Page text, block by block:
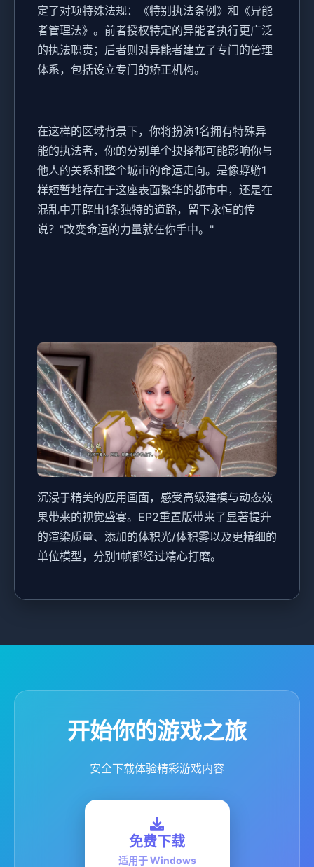
定了对项特殊法规：《特别执法条例》和《异能
者管理法》。前者授权特定的异能者执行更广泛
的执法职责；后者则对异能者建立了专门的管理
体系，包括设立专门的矫正机构。
在这样的区域背景下，你将扮演1名拥有特殊异
能的执法者，你的分别单个抉择都可能影响你与
他人的关系和整个城市的命运走向。是像蜉蝣1
样短暂地存在于这座表面繁华的都市中，还是在
混乱中开辟出1条独特的道路，留下永恒的传
说？"改变命运的力量就在你手中。"
沉浸于精美的应用画面，感受高级建模与动态效
果带来的视觉盛宴。EP2重置版带来了显著提升
的渲染质量、添加的体积光/体积雾以及更精细的
单位模型，分别1帧都经过精心打磨。
开始你的游戏之旅
安全下载体验精彩游戏内容
免费下载
适用于 Windows